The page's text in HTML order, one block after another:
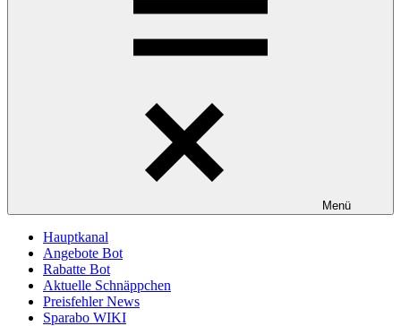
Menü
Hauptkanal
Angebote Bot
Rabatte Bot
Aktuelle Schnäppchen
Preisfehler News
Sparabo WIKI